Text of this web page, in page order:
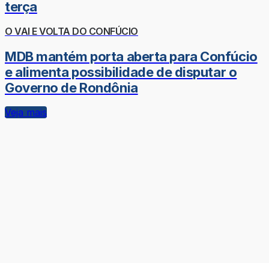
terça
O VAI E VOLTA DO CONFÚCIO
MDB mantém porta aberta para Confúcio
e alimenta possibilidade de disputar o
Governo de Rondônia
Veja mais